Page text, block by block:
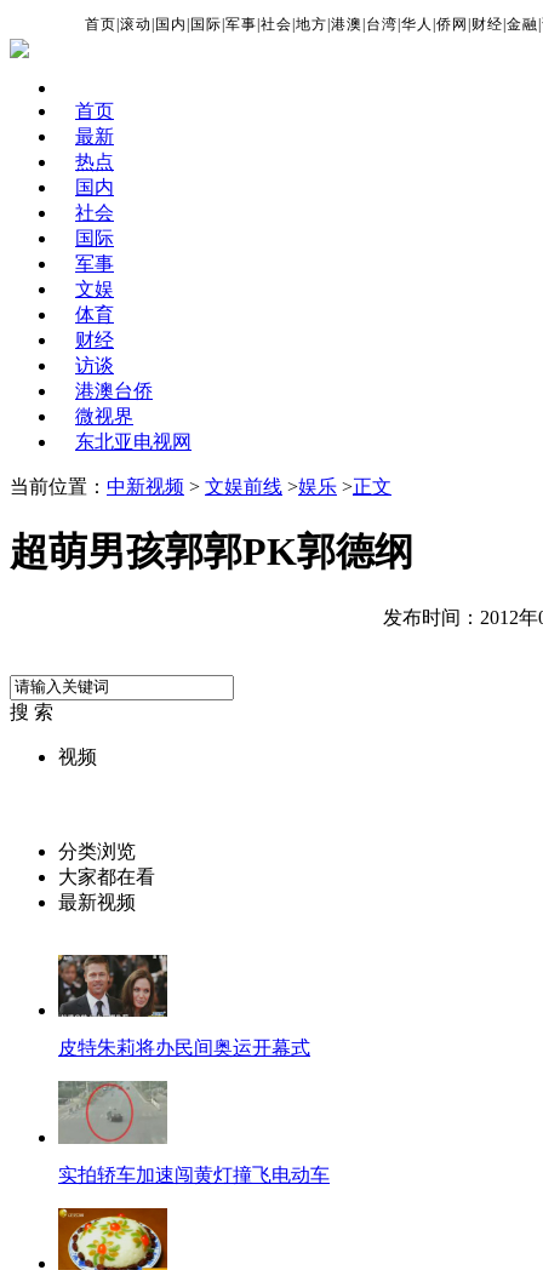
首页 |滚动 国内 国际 |军事 |社会 |地方 |港澳 台湾 |华人 |侨网 财经 |金融 |
首页
最新
热点
国内
社会
国际
军事
文娱
体育
财经
访谈
港澳台侨
微视界
东北亚电视网
当前位置： 中新视频 > 文娱前线 >娱乐 >正文
超萌男孩郭郭PK郭德纲
发布时间：2012年
搜 索
视频
分类浏览
大家都在看
最新视频
皮特朱莉将办民间奥运开幕式
实拍轿车加速闯黄灯撞飞电动车